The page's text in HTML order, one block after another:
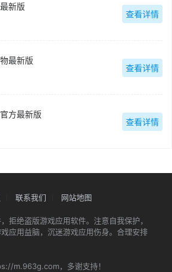
新版
查看详情
最新版
查看详情
方最新版
查看详情
联系我们 网站地图
拒绝盗版游戏应用软件。注意自我保护，
应用益脑，沉迷游戏应用伤身。合理安排
m.963g.com，多谢支持！